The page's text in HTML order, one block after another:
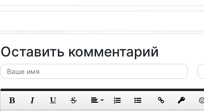
Оставить комментарий